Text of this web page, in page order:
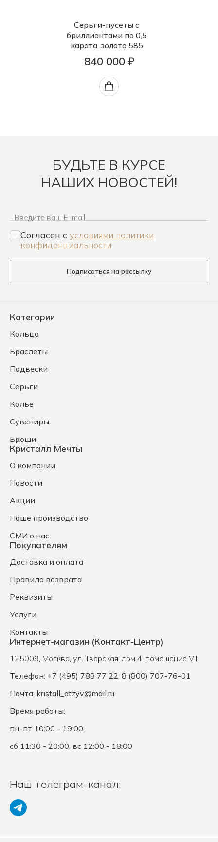
Серьги-пусеты с
бриллиантами по 0,5
карата, золото 585
840 000 ₽
БУДЬТЕ В КУРСЕ
НАШИХ НОВОСТЕЙ!
Введите ваш E-mail
Согласен c условиями политики
конфиденциальности
Подписаться на рассылку
Категории
Кольца
Браслеты
Подвески
Серьги
Колье
Сувениры
Броши
Кристалл Мечты
О компании
Новости
Акции
Наше производство
СМИ о нас
Покупателям
Доставка и оплата
Правила возврата
Реквизиты
Услуги
Контакты
Интернет-магазин (Контакт-Центр)
125009, Москва, ул. Тверская, дом 4, помещение VII
Телефон: +7 (495) 788 77 22, 8 (800) 707-76-01
Почта: kristall_otzyv@mail.ru
Время работы:
пн-пт 10:00 - 19:00,
сб 11:30 - 20:00, вс 12:00 - 18:00
Наш телеграм-канал: